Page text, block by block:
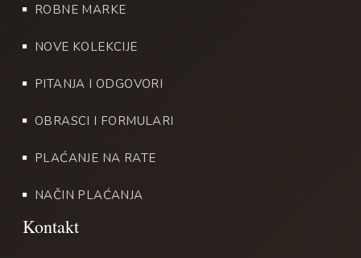
ROBNE MARKE
NOVE KOLEKCIJE
PITANJA I ODGOVORI
OBRASCI I FORMULARI
PLAĆANJE NA RATE
NAČIN PLAĆANJA